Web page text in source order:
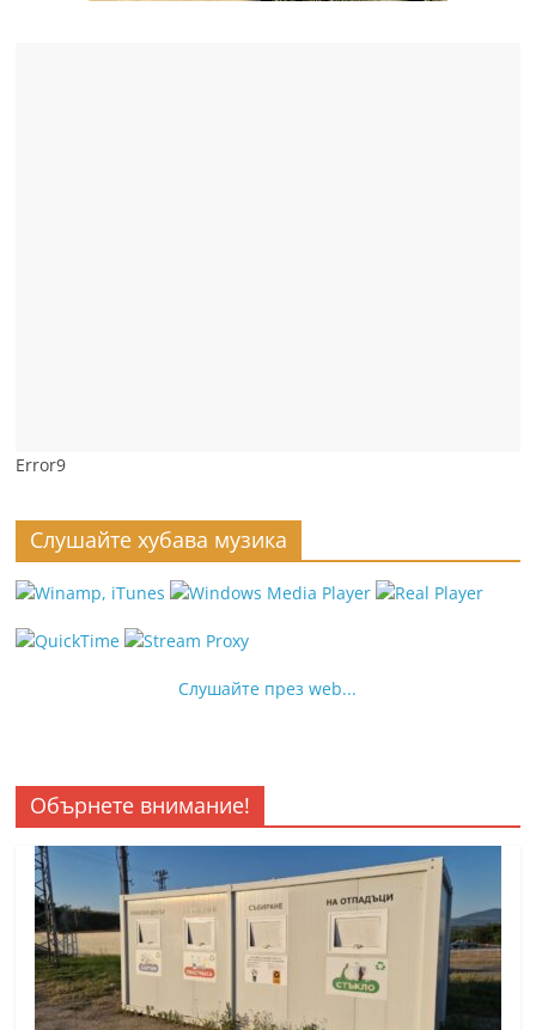
Error9
Слушайте хубава музика
Слушайте през web...
Обърнете внимание!